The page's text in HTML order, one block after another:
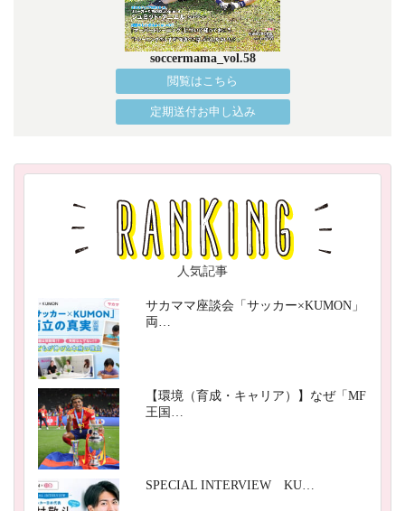
soccermama_vol.58
閲覧はこちら
定期送付お申し込み
人気記事
サカママ座談会「サッカー×KUMON」
両…
【環境（育成・キャリア）】なぜ「MF
王国…
SPECIAL INTERVIEW KU…